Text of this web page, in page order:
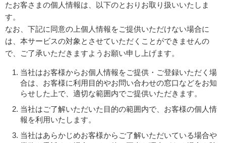
たお客さまの個人情報は、以下のとおりお取り扱いいたしま
す。
なお、下記に同意の上個人情報をご提供いただけない場合に
は、本サービスの対象とさせていただくことができませんの
で、ご了承いただきますようお願い申し上げます。
当社はお客様からお個人情報をご提供・ご登録いただく場
合は、お客様に利用目的やお問い合わせの窓口などをお知
らせした上で、適切な範囲内でご提供いただきます。
当社はご了解いただいた目的の範囲内で、お客様の個人情
報を利用いたします。
当社はあらかじめお客様からご了解いただいている場合や